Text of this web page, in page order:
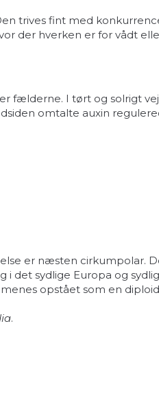
trives fint med
der hverken er for vådt
fælderne. I tørt og solrigt
omtalte auxin
er næsten cirkumpolar.
det sydlige Europa og
opstået som en
.